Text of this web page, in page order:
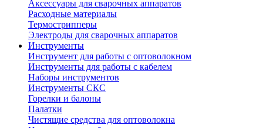
Аксессуары для сварочных аппаратов
Расходные материалы
Термострипперы
Электроды для сварочных аппаратов
Инструменты
Инструмент для работы с оптоволокном
Инструменты для работы с кабелем
Наборы инструментов
Инструменты СКС
Горелки и балоны
Палатки
Чистящие средства для оптоволокна